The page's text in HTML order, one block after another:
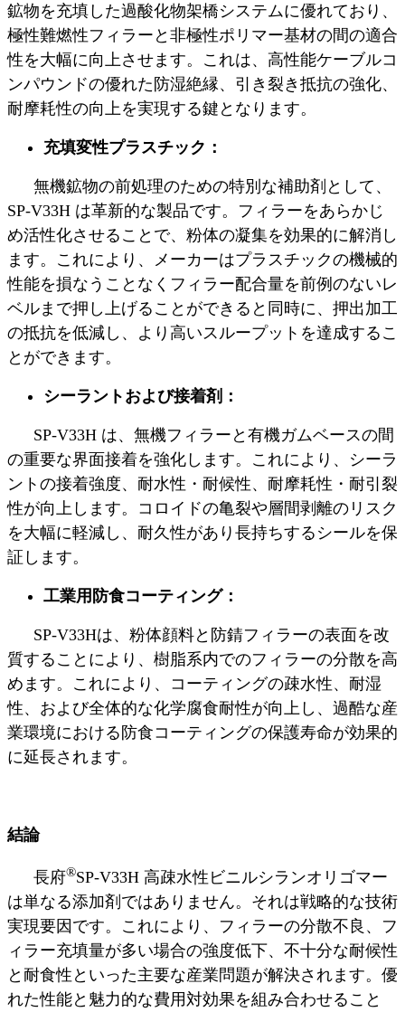
鉱物を充填した過酸化物架橋システムに優れており、
極性難燃性フィラーと非極性ポリマー基材の間の適合
性を大幅に向上させます。これは、高性能ケーブルコ
ンパウンドの優れた防湿絶縁、引き裂き抵抗の強化、
耐摩耗性の向上を実現する鍵となります。
充填変性プラスチック ：
無機鉱物の前処理のための特別な補助剤として、
SP-V33H は革新的な製品です。フィラーをあらかじ
め活性化させることで、粉体の凝集を効果的に解消し
ます。これにより、メーカーはプラスチックの機械的
性能を損なうことなくフィラー配合量を前例のないレ
ベルまで押し上げることができると同時に、押出加工
の抵抗を低減し、より高いスループットを達成するこ
とができます。
シーラントおよび接着剤 ：
SP-V33H は、無機フィラーと有機ガムベースの間
の重要な界面接着を強化します。これにより、シーラ
ントの接着強度、耐水性・耐候性、耐摩耗性・耐引裂
性が向上します。コロイドの亀裂や層間剥離のリスク
を大幅に軽減し、耐久性があり長持ちするシールを保
証します。
工業用防食コーティング：
SP-V33Hは、粉体顔料と防錆フィラーの表面を改
質することにより、樹脂系内でのフィラーの分散を高
めます。これにより、コーティングの疎水性、耐湿
性、および全体的な化学腐食耐性が向上し、過酷な産
業環境における防食コーティングの保護寿命が効果的
に延長されます。
結論
長府®SP-V33H 高疎水性ビニルシランオリゴマー
は単なる添加剤ではありません。それは戦略的な技術
実現要因です。これにより、フィラーの分散不良、フ
ィラー充填量が多い場合の強度低下、不十分な耐候性
と耐食性といった主要な産業問題が解決されます。優
れた性能と魅力的な費用対効果を組み合わせること